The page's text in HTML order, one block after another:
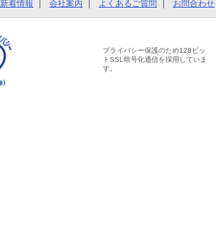
新着情報 会社案内 よくあるご質問 お問合わせ
プライバシー保護のため128ビッ
トSSL暗号化通信を採用していま
す。